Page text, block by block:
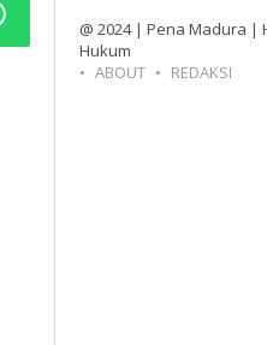
@ 2024 | Pena Madura |
Hukum
ABOUT
REDAKSI